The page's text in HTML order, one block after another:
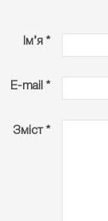
Ім’я *
E-mail *
Зміст *